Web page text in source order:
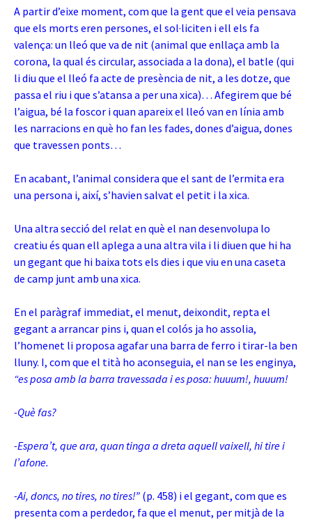
A partir d’eixe moment, com que la gent que el veia pensava
que els morts eren persones, el sol·liciten i ell els fa
valença: un lleó que va de nit (animal que enllaça amb la
corona, la qual és circular, associada a la dona), el batle (qui
li diu que el lleó fa acte de presència de nit, a les dotze, que
passa el riu i que s’atansa a per una xica)… Afegirem que bé
l’aigua, bé la foscor i quan apareix el lleó van en línia amb
les narracions en què ho fan les fades, dones d’aigua, dones
que travessen ponts…
En acabant, l’animal considera que el sant de l’ermita era
una persona i, així, s’havien salvat el petit i la xica.
Una altra secció del relat en què el nan desenvolupa lo
creatiu és quan ell aplega a una altra vila i li diuen que hi ha
un gegant que hi baixa tots els dies i que viu en una caseta
de camp junt amb una xica.
En el paràgraf immediat, el menut, deixondit, repta el
gegant a arrancar pins i, quan el colós ja ho assolia,
l’homenet li proposa agafar una barra de ferro i tirar-la ben
lluny. I, com que el tità ho aconseguia, el nan se les enginya,
“es posa amb la barra travessada i es posa: huuum!, huuum!
-Què fas?
-Espera’t, que ara, quan tinga a dreta aquell vaixell, hi tire i
l’afone.
-Ai, doncs, no tires, no tires!” (p. 458) i el gegant, com que es
presenta com a perdedor, fa que el menut, per mitjà de la